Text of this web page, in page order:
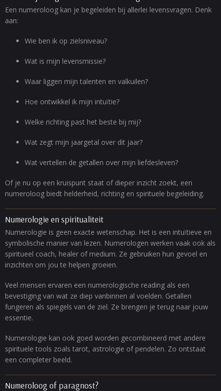
Een numeroloog kan je begeleiden bij allerlei levensvragen. Denk
aan:
Wie ben ik op zielsniveau?
Wat is mijn levensmissie?
Waar liggen mijn talenten en valkuilen?
Hoe ontwikkel ik mijn intuïtie?
Welke richting past het beste bij mij?
Wat zegt mijn jaargetal over dit jaar?
Wat vertellen de getallen over mijn liefdesleven?
Of je nu op een kruispunt staat of dieper inzicht zoekt, een
numeroloog biedt helderheid, richting en spirituele begeleiding.
Numerologie en spiritualiteit
Numerologie is geen exacte wetenschap. Het is een intuïtieve en
symbolische manier van lezen. Numerologen werken vaak ook als
spiritueel coach, healer of medium. Ze gebruiken hun gevoel en
inzichten om jou te helpen groeien.
Veel mensen ervaren een numerologische reading als een
bevestiging van wat ze diep vanbinnen al voelden. Getallen
fungeren als spiegels van de ziel. Ze brengen je terug naar jouw
essentie.
Numerologie kan ook goed worden gecombineerd met andere
spirituele tools zoals tarot, astrologie of pendelen. Zo ontstaat
een completer beeld.
Numeroloog of paragnost?